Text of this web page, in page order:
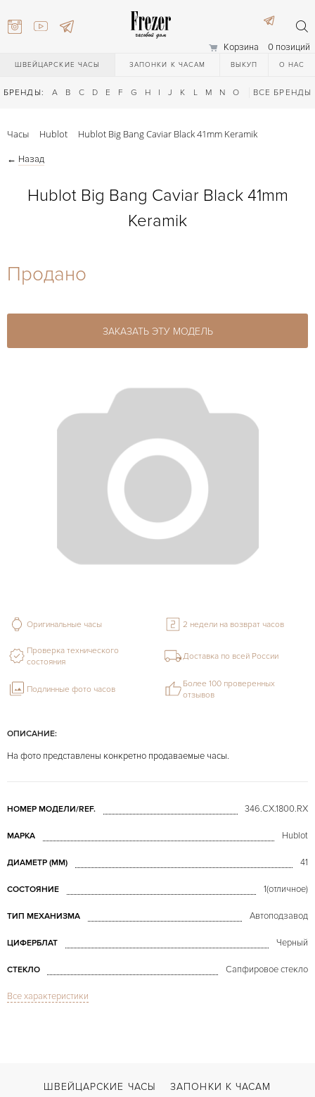
Корзина 0 позиций
ШВЕЙЦАРСКИЕ ЧАСЫ ЗАПОНКИ К ЧАСАМ ВЫКУП О НАС
БРЕНДЫ: A B C D E F G H I J K L M N O Q R S T
ВСЕ БРЕНДЫ
27-44
Часы Hublot Hublot Big Bang Caviar Black 41mm Keramik
← Назад
Hublot Big Bang Caviar Black 41mm
Keramik
Продано
ЗАКАЗАТЬ ЭТУ МОДЕЛЬ
ОПИСАНИЕ:
На фото представлены конкретно продаваемые часы.
НОМЕР МОДЕЛИ/REF. 346.CX.1800.RX
МАРКА Hublot
ДИАМЕТР (MM) 41
СОСТОЯНИЕ 1(отличное)
ТИП МЕХАНИЗМА Автоподзавод
ЦИФЕРБЛАТ Черный
СТЕКЛО Сапфировое стекло
ФУНКЦИИ
Все характеристики
Оригинальные часы 2 недели на возврат часов
Проверка технического
состояния
Доставка по всей России
Подлинные фото часов
Более 100 проверенных
отзывов
ШВЕЙЦАРСКИЕ ЧАСЫ
ЗАПОНКИ К ЧАСАМ